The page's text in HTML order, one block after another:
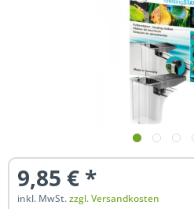
9,85 € *
inkl. MwSt.zzgl. Versandkosten